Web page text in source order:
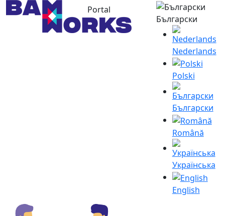
Portal
Български
Nederlands
Polski
Български
Română
Українська
English